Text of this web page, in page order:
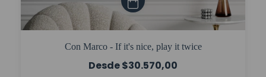
Con Marco - If it's nice, play it twice
$30.570,00